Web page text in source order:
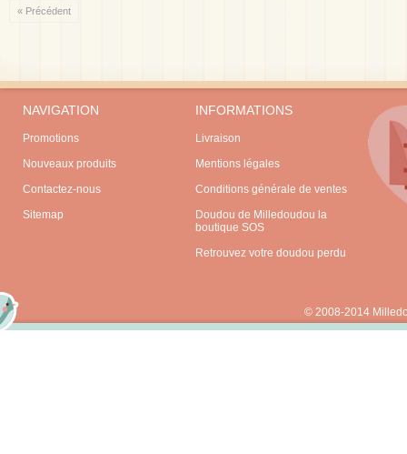
« Précédent
NAVIGATION
Promotions
Nouveaux produits
Contactez-nous
Sitemap
INFORMATIONS
Livraison
Mentions légales
Conditions générale de ventes
Doudou de Milledoudou la
boutique SOS
Retrouvez votre doudou perdu
© 2008-2014